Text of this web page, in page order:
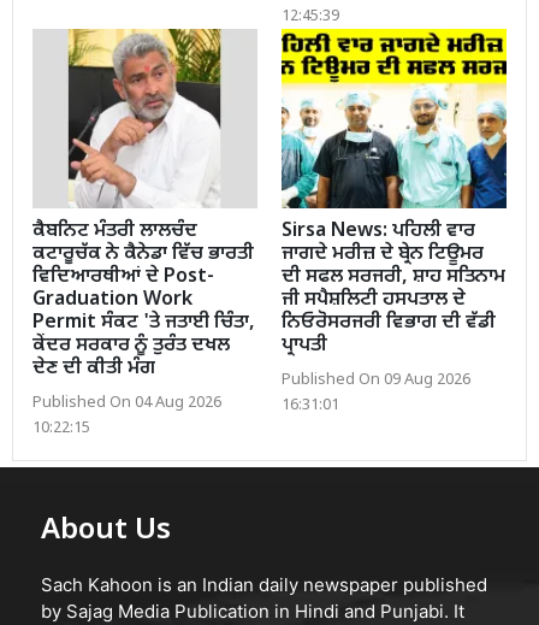
12:45:39
ਕੈਬਨਿਟ ਮੰਤਰੀ ਲਾਲਚੰਦ
ਕਟਾਰੂਚੱਕ ਨੇ ਕੈਨੇਡਾ ਵਿੱਚ ਭਾਰਤੀ
ਵਿਦਿਆਰਥੀਆਂ ਦੇ Post-
Graduation Work
Permit ਸੰਕਟ 'ਤੇ ਜਤਾਈ ਚਿੰਤਾ,
ਕੇਂਦਰ ਸਰਕਾਰ ਨੂੰ ਤੁਰੰਤ ਦਖਲ
ਦੇਣ ਦੀ ਕੀਤੀ ਮੰਗ
Published On 04 Aug 2026
10:22:15
Sirsa News: ਪਹਿਲੀ ਵਾਰ
ਜਾਗਦੇ ਮਰੀਜ਼ ਦੇ ਬ੍ਰੇਨ ਟਿਊਮਰ
ਦੀ ਸਫਲ ਸਰਜਰੀ, ਸ਼ਾਹ ਸਤਿਨਾਮ
ਜੀ ਸਪੈਸ਼ਲਿਟੀ ਹਸਪਤਾਲ ਦੇ
ਨਿਓਰੋਸਰਜਰੀ ਵਿਭਾਗ ਦੀ ਵੱਡੀ
ਪ੍ਰਾਪਤੀ
Published On 09 Aug 2026
16:31:01
About Us
Sach Kahoon is an Indian daily newspaper published
by Sajag Media Publication in Hindi and Punjabi. It